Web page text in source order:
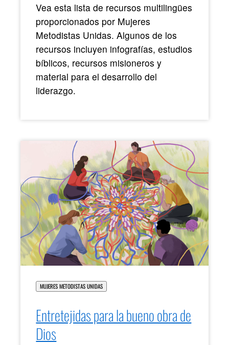
Vea esta lista de recursos multilingües
proporcionados por Mujeres
Metodistas Unidas. Algunos de los
recursos incluyen infografías, estudios
bíblicos, recursos misioneros y
material para el desarrollo del
liderazgo.
MUJERES METODISTAS UNIDAS
Entretejidas para la bueno obra de
Dios